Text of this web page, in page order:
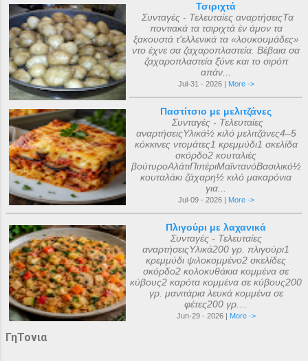
Τσιριχτά
Συνταγές - Τελευταίες αναρτήσειςΤα
ποντιακά τα τσιριχτά έν άμον τα
ξακουστά τ'ελλενικά τα «λουκουμάδες»
ντο έχνε σα ζαχαροπλαστεία. Βέβαια σα
ζαχαροπλαστεία ξ̌ύνε και το σιρόπ
απάν...
Jul-31 - 2026 | More ->
Παστίτσιο με μελιτζάνες
Συνταγές - Τελευταίες
αναρτήσειςΥλικά½ κιλό μελιτζάνες4–5
κόκκινες ντομάτες1 κρεμμύδι1 σκελίδα
σκόρδο2 κουταλιές
βούτυροΑλάτιΠιπέριΜαϊντανόΒασιλικό½
κουταλάκι ζάχαρη½ κιλό μακαρόνια
για...
Jul-09 - 2026 | More ->
Πλιγούρι με λαχανικά
Συνταγές - Τελευταίες
αναρτήσειςΥλικά200 γρ. πλιγούρι1
κρεμμύδι ψιλοκομμένο2 σκελίδες
σκόρδο2 κολοκυθάκια κομμένα σε
κύβους2 καρότα κομμένα σε κύβους200
γρ. μανιτάρια λευκά κομμένα σε
φέτες200 γρ....
Jun-29 - 2026 | More ->
ΓηΤονια